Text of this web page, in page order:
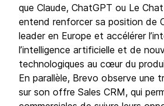
que Claude, ChatGPT ou Le
entend renforcer sa position de
leader en Europe et accélérer
l’intelligence artificielle et de
technologiques au cœur du
En parallèle, Brevo observe une
sur son offre Sales CRM, qui